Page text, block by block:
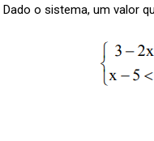
Dado o sistema, um valor